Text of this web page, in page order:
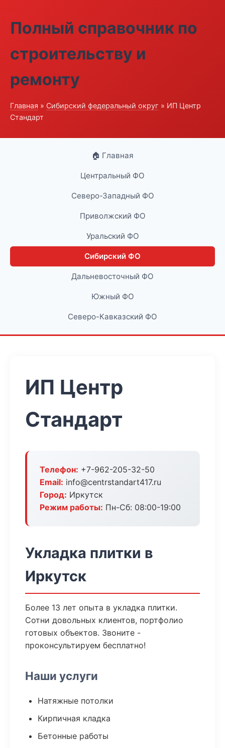
Полный справочник по
строительству и
ремонту
Главная » Сибирский федеральный округ » ИП Центр
Стандарт
🏠 Главная
Центральный ФО
Северо-Западный ФО
Приволжский ФО
Уральский ФО
Сибирский ФО
Дальневосточный ФО
Южный ФО
Северо-Кавказский ФО
ИП Центр
Стандарт
Телефон: +7-962-205-32-50
Email: info@centrstandart417.ru
Город: Иркутск
Режим работы: Пн-Сб: 08:00-19:00
Укладка плитки в
Иркутск
Более 13 лет опыта в укладка плитки.
Сотни довольных клиентов, портфолио
готовых объектов. Звоните -
проконсультируем бесплатно!
Наши услуги
Натяжные потолки
Кирпичная кладка
Бетонные работы